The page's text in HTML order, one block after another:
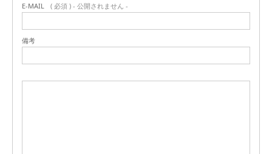
E-MAIL ( 必須 ) - 公開されません -
備考